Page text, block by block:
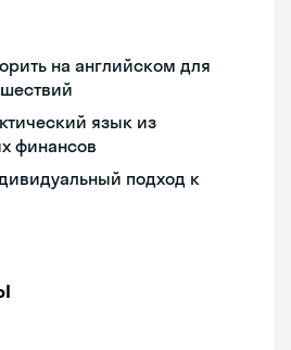
на английском для
язык из
финансов
подход к